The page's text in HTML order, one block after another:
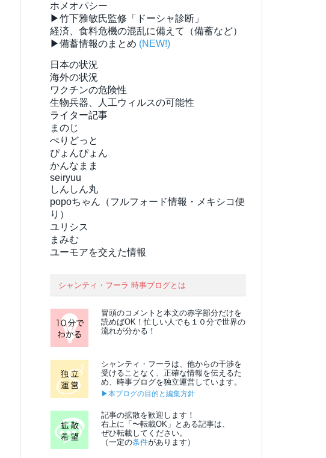
ホメオパシー
▶竹下雅敏氏監修「ドーシャ診断」
経済、食料危機の混乱に備えて（備蓄など）
▶備蓄情報のまとめ (NEW!)
日本の状況
海外の状況
ワクチンの危険性
生物兵器、人工ウィルスの可能性
ライター記事
まのじ
ぺりどっと
ぴょんぴょん
かんなまま
seiryuu
しんしん丸
popoちゃん（フルフォード情報・メキシコ便
り）
ユリシス
まみむ
ユーモアを交えた情報
シャンティ・フーラ 時事ブログとは
冒頭のコメントと本文の赤字部分だけを
読めばOK！忙しい人でも１０分で世界の
流れが分かる！
シャンティ・フーラは、他からの干渉を
受けることなく、正確な情報を伝えるた
め、時事ブログを独立運営しています。
▶本ブログの目的と編集方針
記事の拡散を歓迎します！
右上に「〜転載OK」とある記事は、
ぜひ転載してください。
（一定の条件があります）